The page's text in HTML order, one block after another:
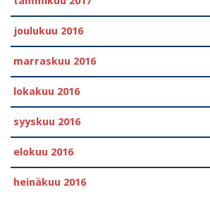
joulukuu 2016
marraskuu 2016
lokakuu 2016
syyskuu 2016
elokuu 2016
heinäkuu 2016